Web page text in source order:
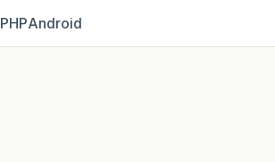
PHPAndroid